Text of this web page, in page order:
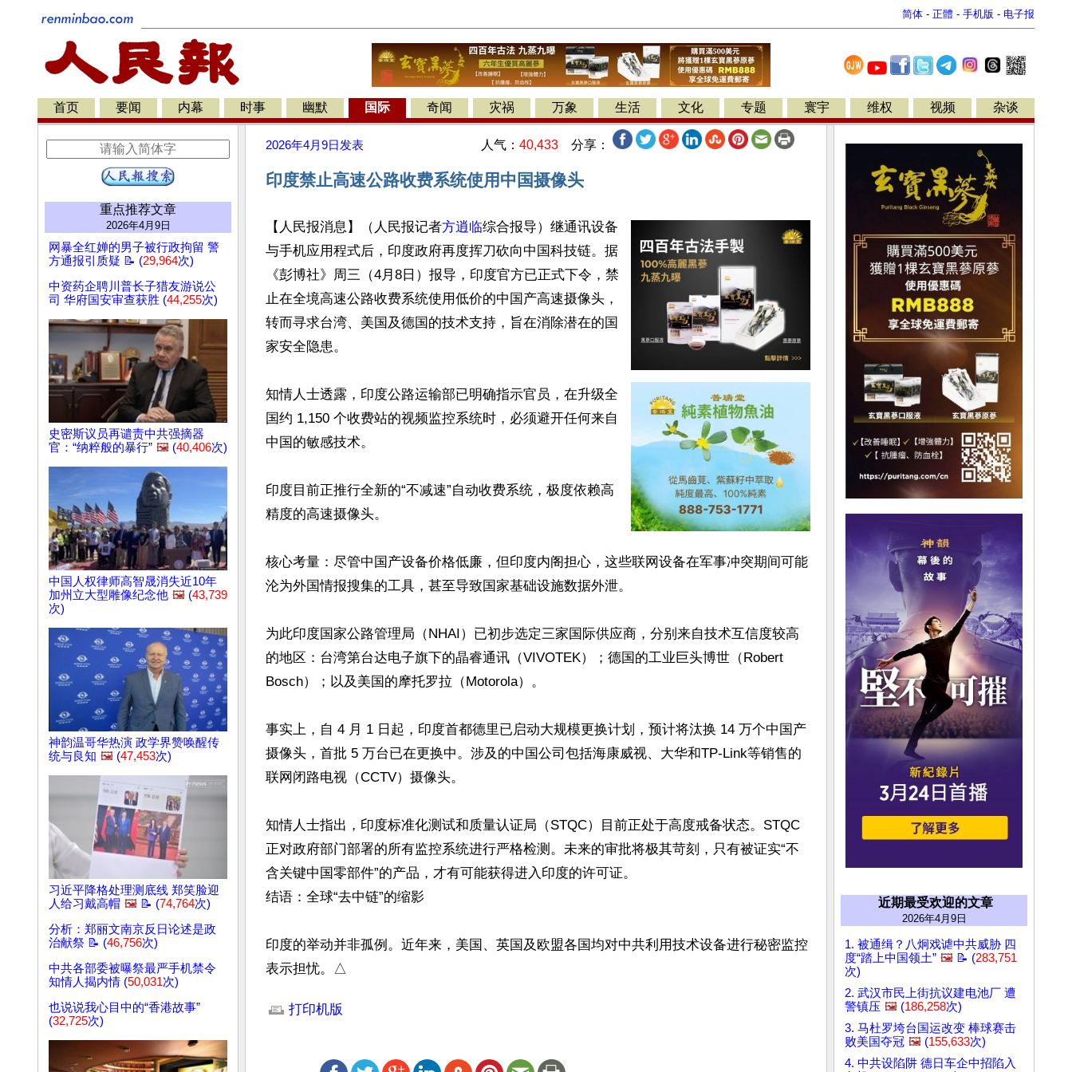
简体 - 正體 - 手机版 - 电子报
首页 要闻 内幕 时事 幽默 国际 奇闻 灾祸 万象 生活 文化 专题 寰宇 维权 视频 杂谈
重点推荐文章
2026年4月9日
网暴全红婵的男子被行政拘留 警
方通报引质疑 📝 (29,964次)
中资药企聘川普长子猎友游说公
司 华府国安审查获胜 (44,255次)
史密斯议员再谴责中共强摘器
官：“纳粹般的暴行” 🖼️ (40,406次)
中国人权律师高智晟消失近10年
加州立大型雕像纪念他 🖼️ (43,739
次)
神韵温哥华热演 政学界赞唤醒传
统与良知 🖼️ (47,453次)
习近平降格处理测底线 郑笑脸迎
人给习戴高帽 🖼️ 📝 (74,764次)
分析：郑丽文南京反日论述是政
治献祭 📝 (46,756次)
中共各部委被曝祭最严手机禁令
知情人揭内情 (50,031次)
也说说我心目中的“香港故事”
(32,725次)
2026年4月9日 发表 人气： 40,433 分享：
印度禁止高速公路收费系统使用中国摄像头
【人民报消息】（人民报记者方逍临综合报导）继通讯设备
与手机应用程式后，印度政府再度挥刀砍向中国科技链。据
《彭博社》周三（4月8日）报导，印度官方已正式下令，禁
止在全境高速公路收费系统使用低价的中国产高速摄像头，
转而寻求台湾、美国及德国的技术支持，旨在消除潜在的国
家安全隐患。
知情人士透露，印度公路运输部已明确指示官员，在升级全
国约 1,150 个收费站的视频监控系统时，必须避开任何来自
中国的敏感技术。
印度目前正推行全新的“不减速”自动收费系统，极度依赖高
精度的高速摄像头。
核心考量：尽管中国产设备价格低廉，但印度内阁担心，这些联网设备在军事冲突期间可能
沦为外国情报搜集的工具，甚至导致国家基础设施数据外泄。
为此印度国家公路管理局（NHAI）已初步选定三家国际供应商，分别来自技术互信度较高
的地区：台湾第台达电子旗下的晶睿通讯（VIVOTEK）；德国的工业巨头博世（Robert
Bosch）；以及美国的摩托罗拉（Motorola）。
事实上，自 4 月 1 日起，印度首都德里已启动大规模更换计划，预计将汰换 14 万个中国产
摄像头，首批 5 万台已在更换中。涉及的中国公司包括海康威视、大华和TP-Link等销售的
联网闭路电视（CCTV）摄像头。
知情人士指出，印度标准化测试和质量认证局（STQC）目前正处于高度戒备状态。STQC
正对政府部门部署的所有监控系统进行严格检测。未来的审批将极其苛刻，只有被证实“不
含关键中国零部件”的产品，才有可能获得进入印度的许可证。
结语：全球“去中链”的缩影
印度的举动并非孤例。近年来，美国、英国及欧盟各国均对中共利用技术设备进行秘密监控
表示担忧。△
打印机版
近期最受欢迎的文章
2026年4月9日
1. 被通缉？八炯戏谑中共威胁 四
度“踏上中国领土” 🖼️ 📝 (283,751
次)
2. 武汉市民上街抗议建电池厂 遭
警镇压 🖼️ (186,258次)
3. 马杜罗垮台国运改变 棒球赛击
败美国夺冠 🖼️ (155,633次)
4. 中共设陷阱 德日车企中招陷入